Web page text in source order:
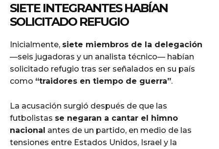
SIETE INTEGRANTES HABÍAN
SOLICITADO REFUGIO
Inicialmente, siete miembros de la delegación
—seis jugadoras y un analista técnico— habían
solicitado refugio tras ser señalados en su país
como “traidores en tiempo de guerra”.
La acusación surgió después de que las
futbolistas se negaran a cantar el himno
nacional antes de un partido, en medio de las
tensiones entre Estados Unidos, Israel y la